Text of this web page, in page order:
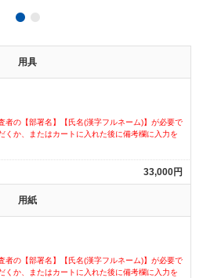
用具
の【部署名】【氏名(漢字フルネーム)】が必要で
くか、またはカートに入れた後に備考欄に入力を
33,000円
用紙
の【部署名】【氏名(漢字フルネーム)】が必要で
くか、またはカートに入れた後に備考欄に入力を